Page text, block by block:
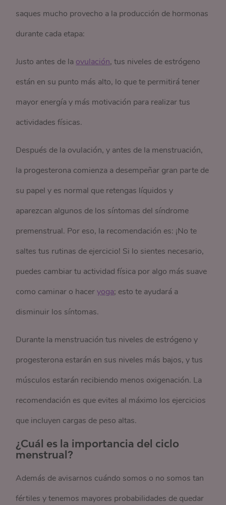
saques mucho provecho a la producción de hormonas
durante cada etapa:
Justo antes de la ovulación, tus niveles de estrógeno
están en su punto más alto, lo que te permitirá tener
mayor energía y más motivación para realizar tus
actividades físicas.
Después de la ovulación, y antes de la menstruación,
la progesterona comienza a desempeñar gran parte de
su papel y es normal que retengas líquidos y
aparezcan algunos de los síntomas del síndrome
premenstrual. Por eso, la recomendación es: ¡No te
saltes tus rutinas de ejercicio! Si lo sientes necesario,
puedes cambiar tu actividad física por algo más suave
como caminar o haceryoga; esto te ayudará a
disminuir los síntomas.
Durante la menstruación tus niveles de estrógeno y
progesterona estarán en sus niveles más bajos, y tus
músculos estarán recibiendo menos oxigenación. La
recomendación es que evites al máximo los ejercicios
que incluyen cargas de peso altas.
¿Cuál es la importancia del ciclo
menstrual?
Además de avisarnos cuándo somos o no somos tan
fértiles y tenemos mayores probabilidades de quedar